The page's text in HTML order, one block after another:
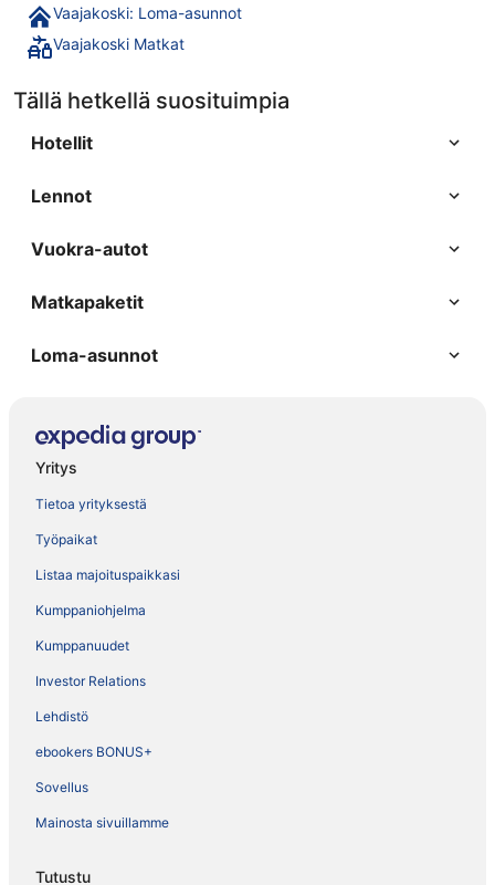
Vaajakoski: Loma-asunnot
Vaajakoski Matkat
Tällä hetkellä suosituimpia
Hotellit
Lennot
Vuokra-autot
Matkapaketit
Loma-asunnot
Yritys
Tietoa yrityksestä
Työpaikat
Listaa majoituspaikkasi
Kumppaniohjelma
Kumppanuudet
Investor Relations
Lehdistö
ebookers BONUS+
Sovellus
Mainosta sivuillamme
Tutustu